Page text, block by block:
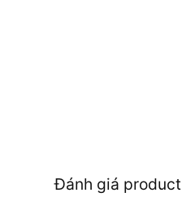
Đánh giá product